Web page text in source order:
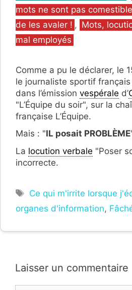
mots ne sont pas
de les avaler ! , Mots,
mal employés
Comme a pu le déclarer, le
le journaliste sportif français
dans l’émission vespérale d’
"L’Équipe du soir", sur la
française L’Équipe.
Mais : "IL posait PROBLÈME
La locution verbale "Poser
incorrecte.
Étiquettes
Ce qui m'irrite lorsque
organes d'information,
Laisser un commentaire